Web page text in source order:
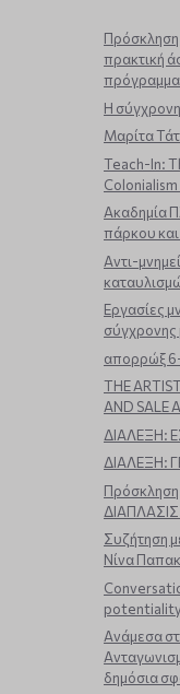
Πρόσκληση
πρακτική
Η σύγχρονη
Μαρίτα
Teach-In:
Ακαδημία
πάρκου
Aντι-
Εργασίες
σύγχρονης
απορρώξ
THE
AND SALE
ΔΙΑΛΕΞΗ:
ΔΙΑΛΕΞΗ:
ΔΙΑΠΛΑΣΙΣ
Συζήτηση
Νίνα
Ανάμεσα
δημόσια